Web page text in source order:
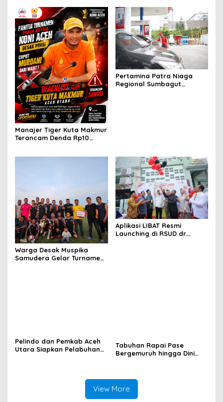
Manajer Tiger Kuta Makmur
Terancam Denda Rp10
Pertamina Patra Niaga
Regional Sumbagut
Warga Desak Muspika
Samudera Gelar Turnamen
Aplikasi LIBAT Resmi
Launching di RSUD dr.
Pelindo dan Pemkab Aceh
Utara Siapkan Pelabuhan
Tabuhan Rapai Pase
Bergemuruh hingga Dini
View More